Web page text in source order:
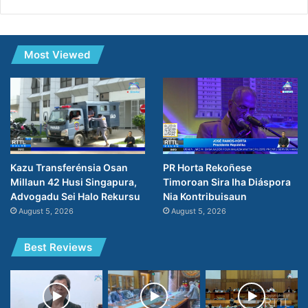
Most Viewed
Kazu Transferénsia Osan
Millaun 42 Husi Singapura,
Advogadu Sei Halo Rekursu
August 5, 2026
PR Horta Rekoñese
Timoroan Sira Iha Diáspora
Nia Kontribuisaun
August 5, 2026
Best Reviews